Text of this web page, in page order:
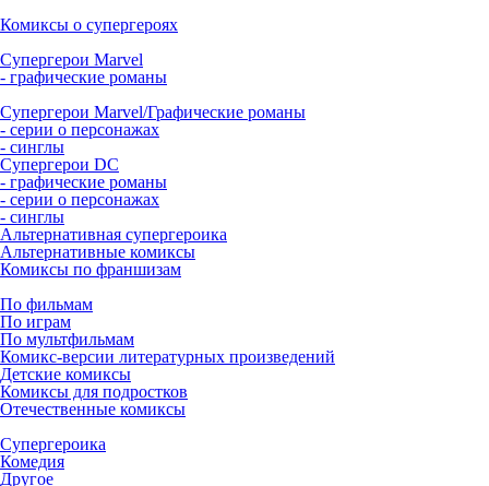
Комиксы о супергероях
Супергерои Marvel
- графические романы
Супергерои Marvel/Графические романы
- серии о персонажах
- синглы
Супергерои DC
- графические романы
- серии о персонажах
- синглы
Альтернативная супергероика
Альтернативные комиксы
Комиксы по франшизам
По фильмам
По играм
По мультфильмам
Комикс-версии литературных произведений
Детские комиксы
Комиксы для подростков
Отечественные комиксы
Супергероика
Комедия
Другое